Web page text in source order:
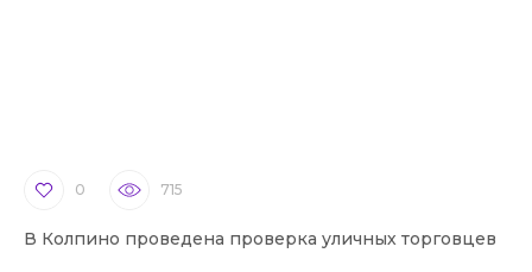
0 715
В Колпино проведена проверка уличных торговцев